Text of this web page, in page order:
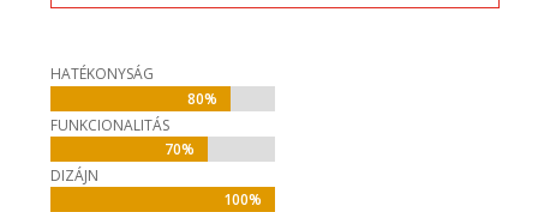
HATÉKONYSÁG
80%
80%
FUNKCIONALITÁS
70%
70%
DIZÁJN
100%
100%